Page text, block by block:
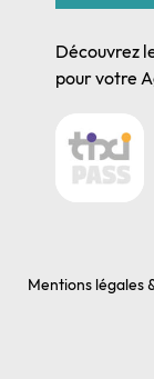
Découvrez
pour votre
Mentions légales